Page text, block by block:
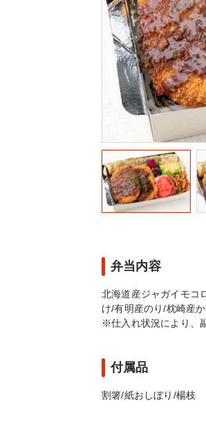
弁当内容
北海道産ジャガイモコ
け/有明産のり/枕崎産
※仕入れ状況により、
付属品
割箸/紙おしぼり/楊枝